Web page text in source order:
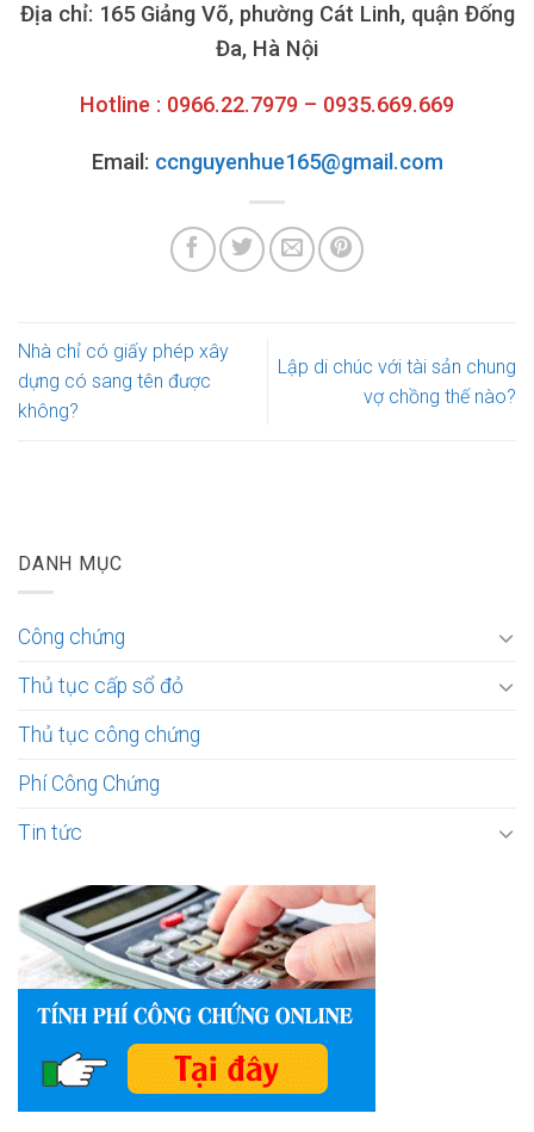
Địa chỉ: 165 Giảng Võ, phường Cát Linh, quận Đống
Đa, Hà Nội
Hotline : 0966.22.7979 – 0935.669.669
Email: ccnguyenhue165@gmail.com
Nhà chỉ có giấy phép xây
dựng có sang tên được
không?
Lập di chúc với tài sản chung
vợ chồng thế nào?
DANH MỤC
Công chứng
Thủ tục cấp sổ đỏ
Thủ tục công chứng
Phí Công Chứng
Tin tức